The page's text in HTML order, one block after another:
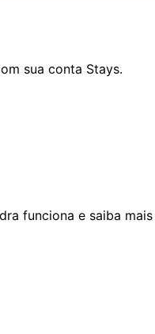
sua conta Stays.
funciona e saiba